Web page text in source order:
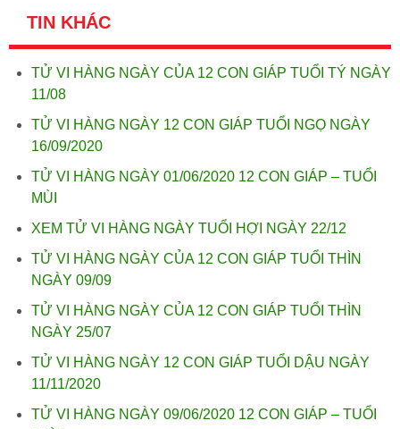
TIN KHÁC
TỬ VI HÀNG NGÀY CỦA 12 CON GIÁP TUỔI TÝ NGÀY
11/08
TỬ VI HÀNG NGÀY 12 CON GIÁP TUỔI NGỌ NGÀY
16/09/2020
TỬ VI HÀNG NGÀY 01/06/2020 12 CON GIÁP – TUỔI
MÙI
XEM TỬ VI HÀNG NGÀY TUỔI HỢI NGÀY 22/12
TỬ VI HÀNG NGÀY CỦA 12 CON GIÁP TUỔI THÌN
NGÀY 09/09
TỬ VI HÀNG NGÀY CỦA 12 CON GIÁP TUỔI THÌN
NGÀY 25/07
TỬ VI HÀNG NGÀY 12 CON GIÁP TUỔI DẬU NGÀY
11/11/2020
TỬ VI HÀNG NGÀY 09/06/2020 12 CON GIÁP – TUỔI